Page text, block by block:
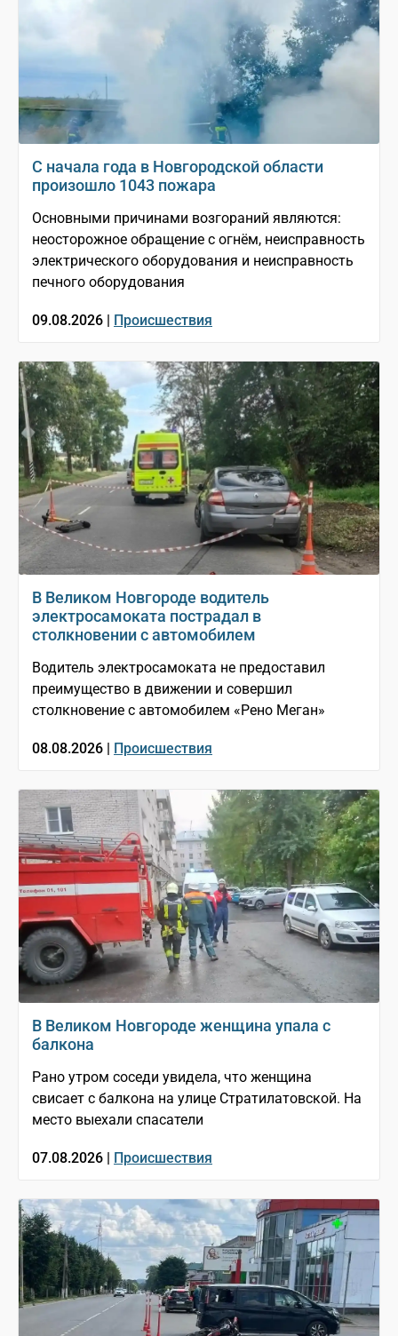
С начала года в Новгородской области
произошло 1043 пожара
Основными причинами возгораний являются:
неосторожное обращение с огнём, неисправность
электрического оборудования и неисправность
печного оборудования
09.08.2026 | Происшествия
В Великом Новгороде водитель
электросамоката пострадал в
столкновении с автомобилем
Водитель электросамоката не предоставил
преимущество в движении и совершил
столкновение с автомобилем «Рено Меган»
08.08.2026 | Происшествия
В Великом Новгороде женщина упала с
балкона
Рано утром соседи увидела, что женщина
свисает с балкона на улице Стратилатовской. На
место выехали спасатели
07.08.2026 | Происшествия